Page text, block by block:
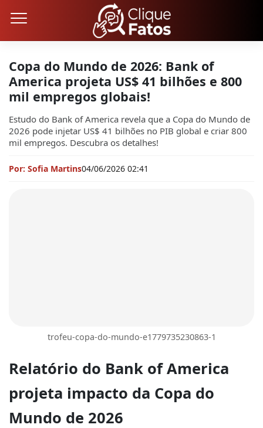
Copa do Mundo de 2026: Bank of
America projeta US$ 41 bilhões e 800
mil empregos globais!
Estudo do Bank of America revela que a Copa do Mundo de
2026 pode injetar US$ 41 bilhões no PIB global e criar 800
mil empregos. Descubra os detalhes!
Por: Sofia Martins04/06/2026 02:41
trofeu-copa-do-mundo-e1779735230863-1
Relatório do Bank of America
projeta impacto da Copa do
Mundo de 2026